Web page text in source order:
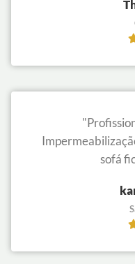
sofá